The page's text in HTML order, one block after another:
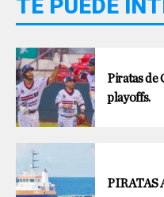
TE PUEDE
Piratas de
playoffs.
PIRATAS